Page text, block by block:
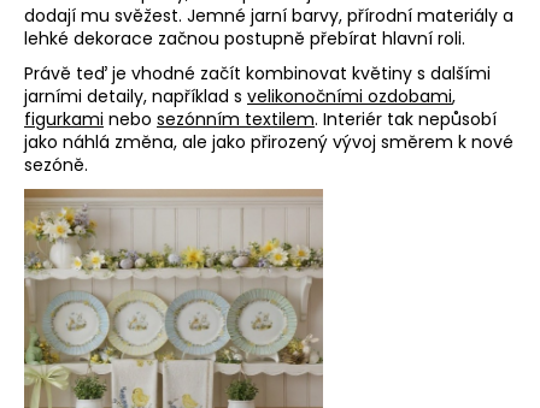
dodají mu svěžest. Jemné jarní barvy, přírodní materiály a
lehké dekorace začnou postupně přebírat hlavní roli.
Právě teď je vhodné začít kombinovat květiny s dalšími
jarními detaily, například s velikonočními ozdobami,
figurkami nebo sezónním textilem. Interiér tak nepůsobí
jako náhlá změna, ale jako přirozený vývoj směrem k nové
sezóně.
D
o
p
o
r
u
č
u
j
e
m
e